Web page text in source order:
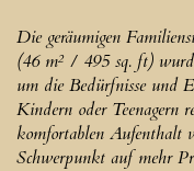
Die geräumigen
(46 m² / 495 sq. ft)
um die Bedürfnisse und
Kindern oder Teenagern
komfortablen Aufenthalt
Schwerpunkt auf mehr